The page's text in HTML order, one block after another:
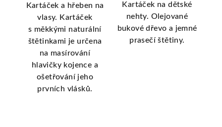
Kartáček a hřeben na
vlasy. Kartáček
s měkkými naturální
štětinkami je určena
na masírování
hlavičky kojence a
ošetřování jeho
prvních vlásků.
Kartáček na dětské
nehty. Olejované
bukové dřevo a jemné
prasečí štětiny.